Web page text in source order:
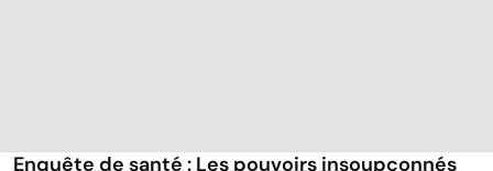
Enquête de santé : Les pouvoirs insoupçonnés